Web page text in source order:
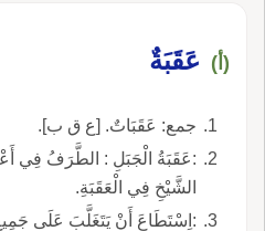
(أ) عَقَبَةٌ
جمع: عَقَبَاتٌ. [ع ق ب].
:عَقَبَةُ الْجَبَلِ : الطَّرَفُ فِي
الشَّيْخِ فِي الْعَقَبَةِ.
:اِسْتَطَاعَ أَنْ يَتَغَلَّبَ عَلَى